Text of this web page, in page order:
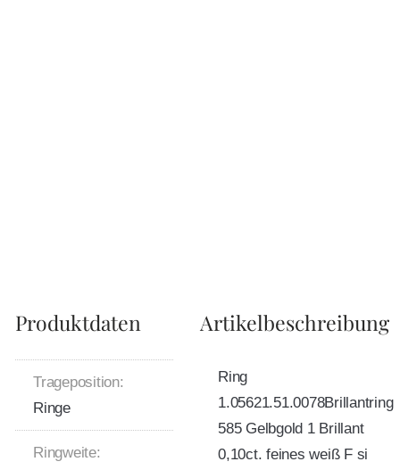
Produktdaten
Trageposition:
Ringe
Ringweite:
Artikelbeschreibung
Ring
1.05621.51.0078Brillantring
585 Gelbgold 1 Brillant
0,10ct. feines weiß F si